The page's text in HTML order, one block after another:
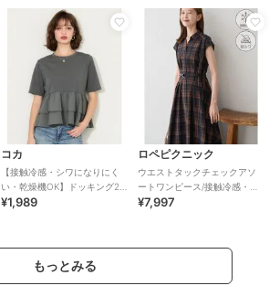
コカ
【接触冷感・シワになりにく
い・乾燥機OK】ドッキング2
段フリルTシャツ 全2色
¥1,989
ロペピクニック
ウエストタックチェックアソ
ートワンピース/接触冷感・防
シワ・リンクコーデ
¥7,997
もっとみる